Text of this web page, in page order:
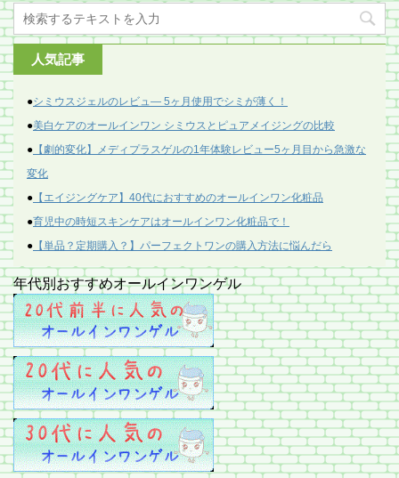
人気記事
●シミウスジェルのレビュ― 5ヶ月使用でシミが薄く！
●美白ケアのオールインワン シミウスとピュアメイジングの比較
● 【劇的変化】メディプラスゲルの1年体験レビュー5ヶ月目から急激な
変化
● 【エイジングケア】40代におすすめのオールインワン化粧品
●育児中の時短スキンケアはオールインワン化粧品で！
● 【単品？定期購入？】パーフェクトワンの購入方法に悩んだら
年代別おすすめオールインワンゲル